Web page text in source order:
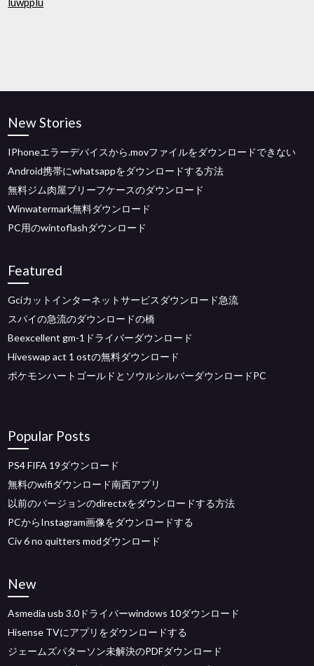
New Stories
IPhoneエラーデバイスから.movファイルをダウンロードできない
Android携帯にwhatsappをダウンロードする方法
無料ジム肉屋ブリーフケースのダウンロード
Winwatermark無料ダウンロード
PC用のwintoflashダウンロード
Featured
Gciカットインターネットサービスダウンロード急流
スパイの急流のダウンロードの橋
Beexcellent gm-1ドライバーダウンロード
Hiveswap act 1 ostの無料ダウンロード
ポケモンハートゴールドとソウルシルバーダウンロードPC
Popular Posts
PS4 FIFA 19ダウンロード
無料のwifiダウンロード南西アプリ
以前のバージョンのdirectxをダウンロードする方法
PCからInstagram画像をダウンロードする
Civ 6 no quitters modダウンロード
New
Asmedia usb 3.0ドライバーwindows 10ダウンロード
Hisense TVにアプリをダウンロードする
ジェームズパターソン未解決のPDFダウンロード